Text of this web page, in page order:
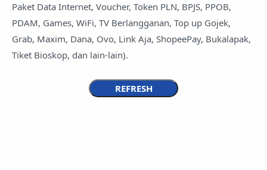
Paket Data Internet, Voucher, Token PLN, BPJS, PPOB,
PDAM, Games, WiFi, TV Berlangganan, Top up Gojek,
Grab, Maxim, Dana, Ovo, Link Aja, ShopeePay, Bukalapak,
Tiket Bioskop, dan lain-lain).
REFRESH